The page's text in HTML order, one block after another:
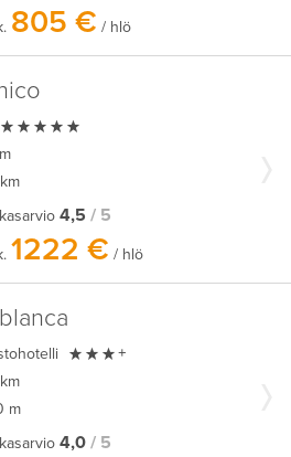
805 € / hlö

4,5 / 5
1222 € / hlö
 +
m
4,0 / 5